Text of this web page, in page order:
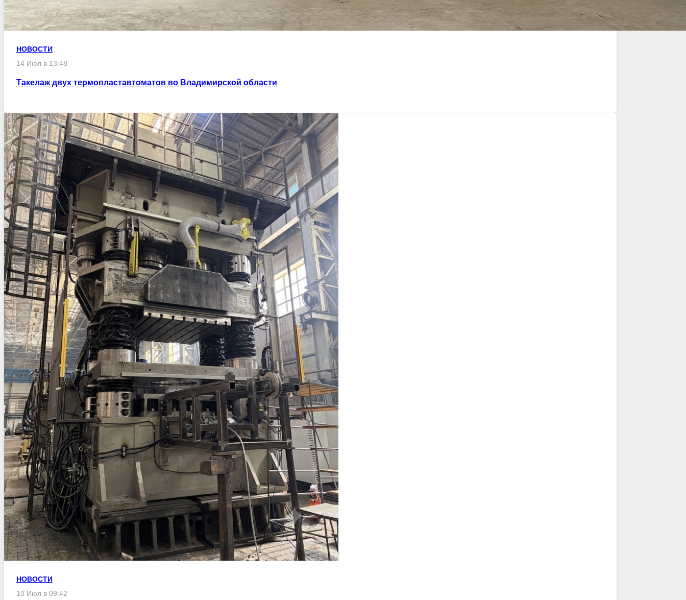
НОВОСТИ
14 Июл в 13:48
Такелаж двух термопластавтоматов во Владимирской области
НОВОСТИ
10 Июл в 09:42